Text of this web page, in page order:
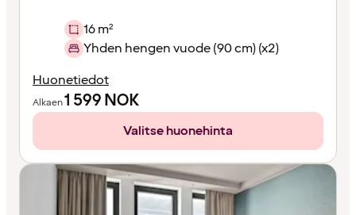
16 m²
Yhden hengen vuode (90 cm) (x2)
Huonetiedot
Alkaen1 599NOK
Valitse huonehinta